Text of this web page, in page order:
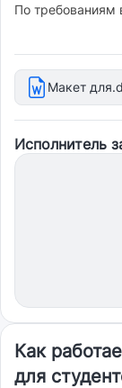
По требованиям
нью роман, 14.
материлы по
Оригинальность
не сильно явно.
заумных
Макет
Исполнитель
Как
для